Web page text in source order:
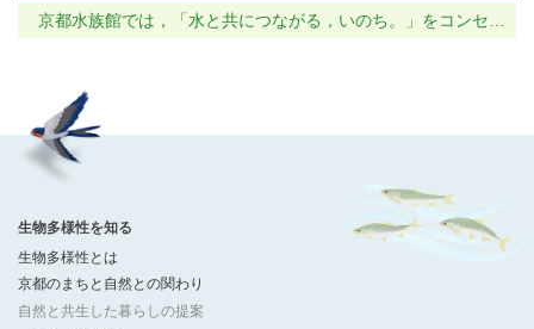
京都水族館では，「水と共につながる，いのち。」をコンセ…
生物多様性を知る
生物多様性とは
京都のまちと自然との関わり
自然と共生した暮らしの提案